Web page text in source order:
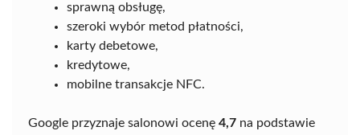
sprawną obsługę,
szeroki wybór metod płatności,
karty debetowe,
kredytowe,
mobilne transakcje NFC.
Google przyznaje salonowi ocenę 4,7 na podstawie